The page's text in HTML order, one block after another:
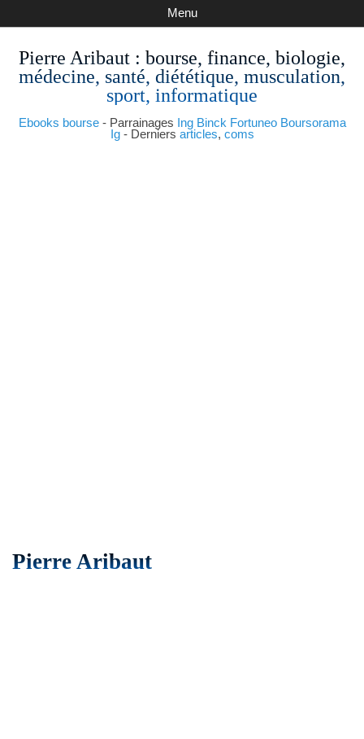
Pierre Aribaut : bourse, finance, biologie,
médecine, santé, diététique, musculation,
sport, informatique
Ebooks bourse- Parrainages Ing Binck Fortuneo Boursorama
Ig- Derniers articles, coms
Menu
Pierre Aribaut